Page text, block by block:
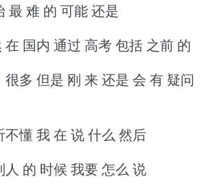
最 难 的 可能 还是
国内 通过 高考 包括 之前 的
多 但是 刚 来 还是 会 有 疑问
不懂 我 在 说 什么 然后
人 的 时候 我要 怎么 说